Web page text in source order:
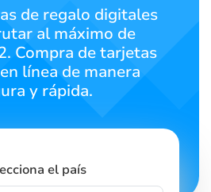
de regalo digitales
al máximo de
Compra de tarjetas
línea de manera
y rápida.
el país